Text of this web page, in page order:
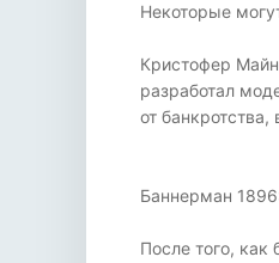
Некоторые
Кристофер
разработал
от
Баннерман
После того,